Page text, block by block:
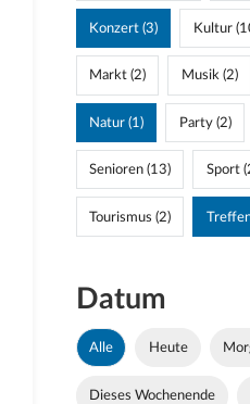
Konzert (3) Kultur
Markt (2) Musik (2)
Natur (1) Party (2)
Senioren (13) Sport
Tourismus (2)
Datum
Alle Heute
Dieses Wochenende